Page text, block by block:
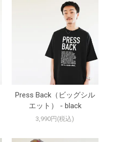
Press Back（ビッグシル
エット） - black
3,990円(税込)